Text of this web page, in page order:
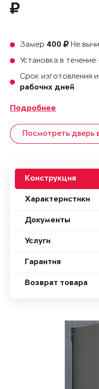
Замер 400
Не
Установка в течение
Срок изготовления
рабочих дней.
Подробнее
Посмотреть дверь
Конструкция
Характеристики
Документы
Услуги
Гарантия
Возврат товара